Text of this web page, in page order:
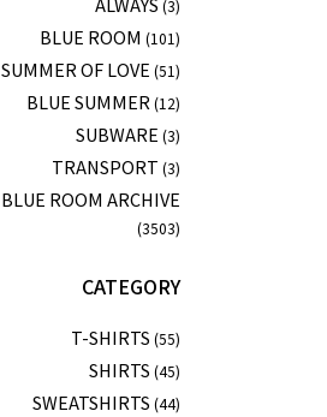
(3)
BLUE ROOM (101)
SUMMER OF LOVE (51)
BLUE SUMMER (12)
SUBWARE (3)
TRANSPORT (3)
BLUE ROOM ARCHIVE
(3503)
CATEGORY
T-SHIRTS (55)
SHIRTS (45)
SWEATSHIRTS (44)